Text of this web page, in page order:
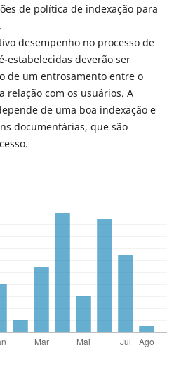
de política de indexação para
desempenho no processo de
estabelecidas deverão ser
de um entrosamento entre o
relação com os usuários. A
de uma boa indexação e
documentárias, que são